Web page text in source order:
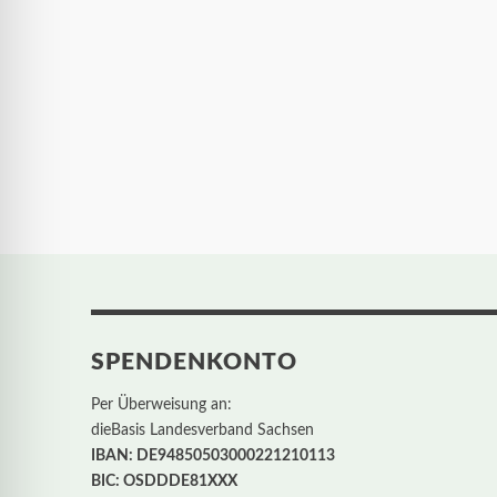
SPENDENKONTO
Per Überweisung an:
dieBasis Landesverband Sachsen
IBAN: DE94850503000221210113
BIC: OSDDDE81XXX